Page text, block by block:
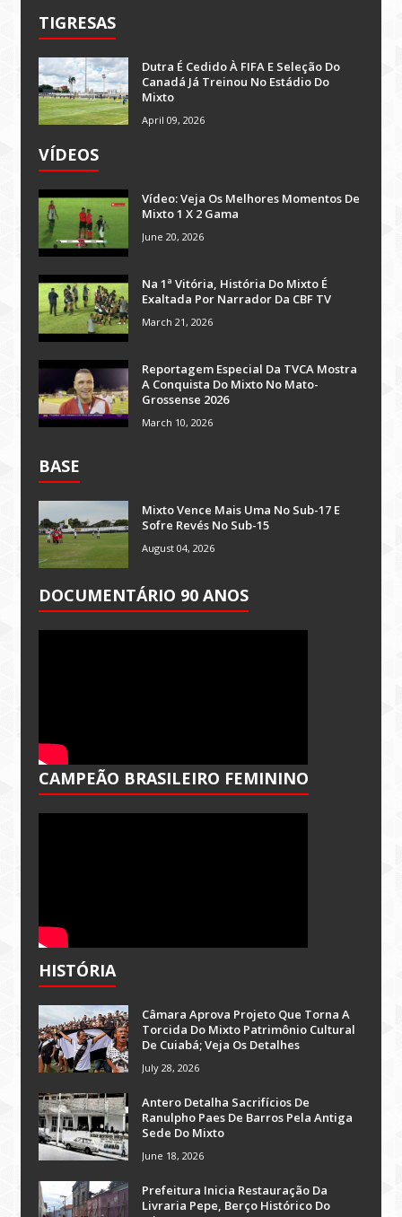
TIGRESAS
Dutra É Cedido À FIFA E Seleção Do
Canadá Já Treinou No Estádio Do
Mixto
April 09, 2026
VÍDEOS
Vídeo: Veja Os Melhores Momentos De
Mixto 1 X 2 Gama
June 20, 2026
Na 1ª Vitória, História Do Mixto É
Exaltada Por Narrador Da CBF TV
March 21, 2026
Reportagem Especial Da TVCA Mostra
A Conquista Do Mixto No Mato-
Grossense 2026
March 10, 2026
BASE
Mixto Vence Mais Uma No Sub-17 E
Sofre Revés No Sub-15
August 04, 2026
DOCUMENTÁRIO 90 ANOS
CAMPEÃO BRASILEIRO FEMININO
HISTÓRIA
Câmara Aprova Projeto Que Torna A
Torcida Do Mixto Patrimônio Cultural
De Cuiabá; Veja Os Detalhes
July 28, 2026
Antero Detalha Sacrifícios De
Ranulpho Paes De Barros Pela Antiga
Sede Do Mixto
June 18, 2026
Prefeitura Inicia Restauração Da
Livraria Pepe, Berço Histórico Do